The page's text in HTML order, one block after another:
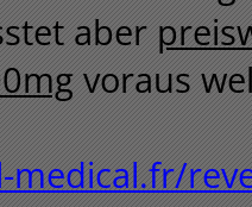
aber
voraus